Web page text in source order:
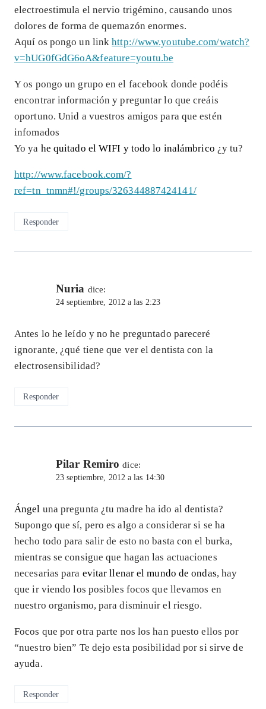
electroestimula el nervio trigémino, causando unos
dolores de forma de quemazón enormes.
Aquí os pongo un linkhttp://www.youtube.com/watch?
v=hUG0fGdG6oA&feature=youtu.be
Y os pongo un grupo en el facebook donde podéis
encontrar información y preguntar lo que creáis
oportuno. Unid a vuestros amigos para que estén
infomados
Yo ya he quitado el WIFI y todo lo inalámbrico ¿y tu?
http://www.facebook.com/?
ref=tn_tnmn#!/groups/326344887424141/
Responder
Nuria dice:
24 septiembre, 2012 a las 2:23
Antes lo he leído y no he preguntado pareceré
ignorante, ¿qué tiene que ver el dentista con la
electrosensibilidad?
Responder
Pilar Remiro dice:
23 septiembre, 2012 a las 14:30
Ángel una pregunta ¿tu madre ha ido al dentista?
Supongo que sí, pero es algo a considerar si se ha
hecho todo para salir de esto no basta con el burka,
mientras se consigue que hagan las actuaciones
necesarias para evitar llenar el mundo de ondas, hay
que ir viendo los posibles focos que llevamos en
nuestro organismo, para disminuir el riesgo.
Focos que por otra parte nos los han puesto ellos por
“nuestro bien” Te dejo esta posibilidad por si sirve de
ayuda.
Responder